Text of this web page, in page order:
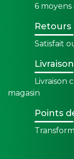
6
Retours
Satisfait
Livraison
Livraison
magasin
Points